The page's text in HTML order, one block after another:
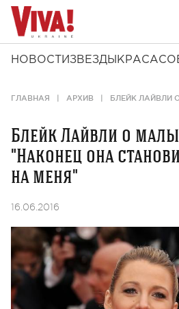
НОВОСТИ ЗВЕЗДЫ КРАСА
ГЛАВНАЯ АРХИВ БЛЕЙК ЛАЙВЛИ
Блейк Лайвли о
"Наконец она
на меня"
16.06.2016